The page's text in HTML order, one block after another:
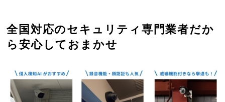
全国対応のセキュリティ専門業者だか
ら安心しておまかせ